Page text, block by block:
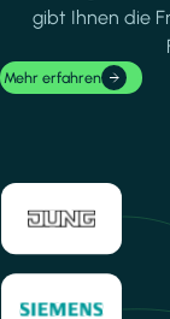
gibt Ihnen die
Mehr erfahren